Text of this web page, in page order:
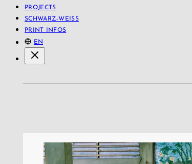
PROJECTS
SCHWARZ-WEISS
PRINT INFOS
EN